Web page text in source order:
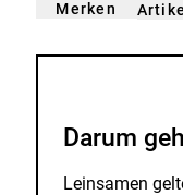
Merkengemerkt
der
hinzufügen.
Darum
Leinsamen